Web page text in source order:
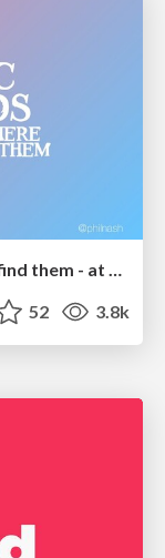
Fantastic passwords and where to find them - at NoRuKo
52 3.8k